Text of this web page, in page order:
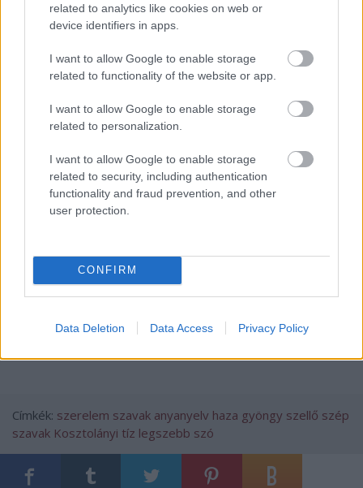
related to analytics like cookies on web or
device identifiers in apps.
I want to allow Google to enable storage
related to functionality of the website or app.
I want to allow Google to enable storage
related to personalization.
I want to allow Google to enable storage
related to security, including authentication
functionality and fraud prevention, and other
user protection.
CONFIRM
Data Deletion Data Access Privacy Policy
Összefoglalásul annyit jegyezzünk meg, hogy ennek
szavaink szóhangalak szerint agyöngy szellő és a
, a hozzájuk fűződő képzettársítás szerint
említett szavak közül a„kard, illat, szelíd, lomb,
harmat”szavaink is a legszebbek közé sorolhatók.
De újra hangsúlyoznom kell, hogy minden ilyen
válogatás csak szubjektív lehet. Bárki önmagán
megpróbálhatja.
A fenti írás eredetileg a Petőfi Népe napilap 136.
számában jelent meg 1969. június 15-én.
Címkék: szerelem szavak anyanyelv haza gyöngy szellő szép
szavak Kosztolányi tíz legszebb szó